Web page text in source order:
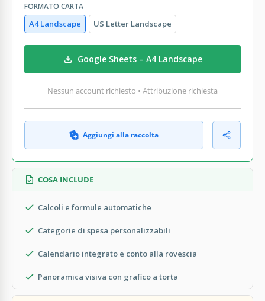
FORMATO CARTA
A4 Landscape US Letter Landscape
Google Sheets – A4 Landscape
Nessun account richiesto • Attribuzione richiesta
Aggiungi alla raccolta
COSA INCLUDE
Calcoli e formule automatiche
Categorie di spesa personalizzabili
Calendario integrato e conto alla rovescia
Panoramica visiva con grafico a torta